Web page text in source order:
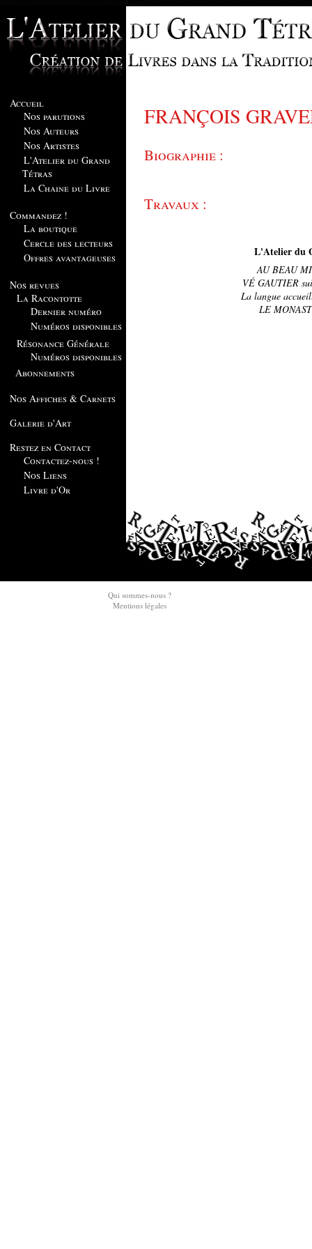
Accueil
Nos parutions
Nos Auteurs
Nos Artistes
L'Atelier du Grand
Tétras
La Chaine du Livre
Commandez !
La boutique
Cercle des lecteurs
Offres avantageuses
Nos revues
La Racontotte
Dernier numéro
Numéros disponibles
Résonance Générale
Numéros disponibles
Abonnements
Nos Affiches & Carnets
Galerie d'Art
Restez en Contact
Contactez-nous !
Nos Liens
Livre d'Or
FRANÇOIS
Biographie :
Travaux :
L'Atelier du
AU BEAU
VÉ GAUTIER
La langue
LE
Qui sommes-nous ?
Mentions légales